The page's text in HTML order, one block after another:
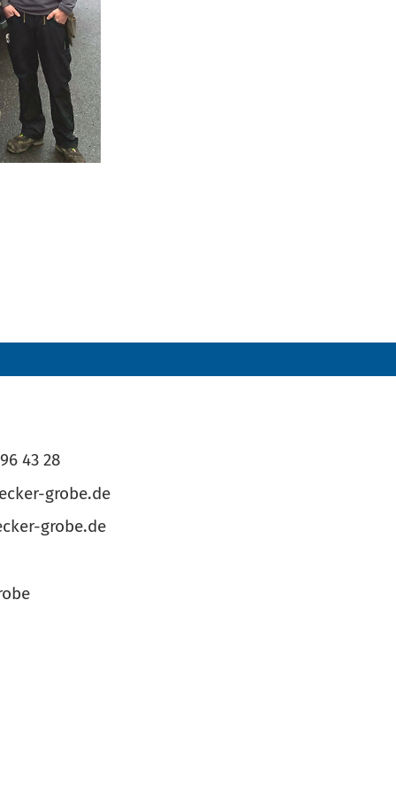
43 28
grobe.de
grobe.de